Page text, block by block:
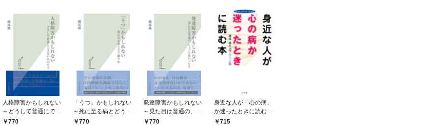
人格障害かもしれない
～どうして普通にでき
ないんだろう～
770
「うつ」かもしれない
～死に至る病とどう闘
うか～
770
発達障害かもしれない
～見た目は普通の、ち
ょっと変わった子～
770
身近な人が「心の病」
か迷ったときに読む
本 ホーム・メディ
715